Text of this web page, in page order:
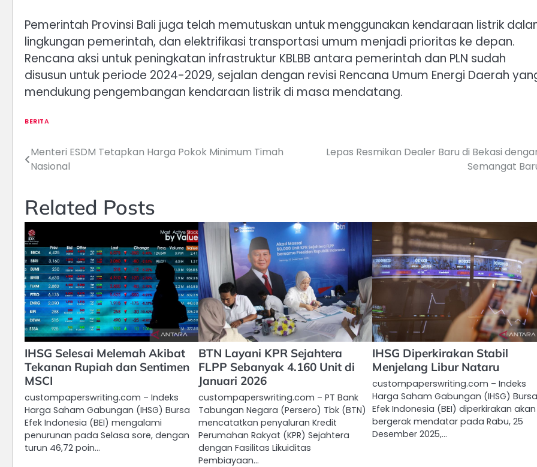
Pemerintah Provinsi Bali juga telah memutuskan untuk menggunakan kendaraan listrik
lingkungan pemerintah, dan elektrifikasi transportasi umum menjadi prioritas ke depan.
Rencana aksi untuk peningkatan infrastruktur KBLBB antara pemerintah dan PLN sudah
disusun untuk periode 2024-2029, sejalan dengan revisi Rencana Umum Energi Daerah
mendukung pengembangan kendaraan listrik di masa mendatang.
BERITA
Post
Menteri ESDM Tetapkan Harga Pokok Minimum Timah
Nasional
Lepas Resmikan Dealer Baru di Bekasi
Semangat
Related Posts
IHSG Selesai Melemah Akibat
Tekanan Rupiah dan Sentimen
MSCI
custompaperswriting.com – Indeks
Harga Saham Gabungan (IHSG) Bursa
Efek Indonesia (BEI) mengalami
penurunan pada Selasa sore, dengan
turun 46,72 poin…
BTN Layani KPR Sejahtera
FLPP Sebanyak 4.160 Unit di
Januari 2026
custompaperswriting.com – PT Bank
Tabungan Negara (Persero) Tbk (BTN)
mencatatkan penyaluran Kredit
Perumahan Rakyat (KPR) Sejahtera
dengan Fasilitas Likuiditas
Pembiayaan…
IHSG Diperkirakan Stabil
Menjelang Libur Nataru
custompaperswriting.com – Indeks
Harga Saham Gabungan (IHSG) Bursa
Efek Indonesia (BEI) diperkirakan akan
bergerak mendatar pada Rabu, 25
Desember 2025,…